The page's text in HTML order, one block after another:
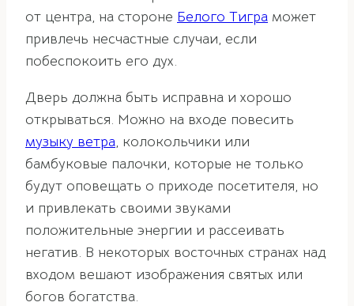
от центра, на стороне Белого Тигра может
привлечь несчастные случаи, если
побеспокоить его дух.
Дверь должна быть исправна и хорошо
открываться. Можно на входе повесить
музыку ветра, колокольчики или
бамбуковые палочки, которые не только
будут оповещать о приходе посетителя, но
и привлекать своими звуками
положительные энергии и рассеивать
негатив. В некоторых восточных странах над
входом вешают изображения святых или
богов богатства.